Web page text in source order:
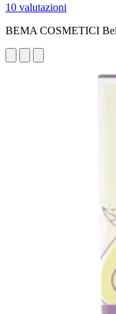
10 valutazioni
BEMA COSMETICI